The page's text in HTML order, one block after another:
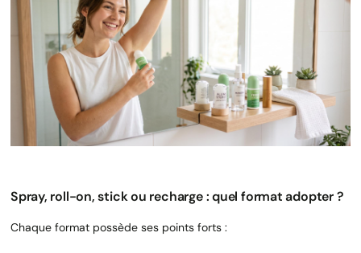
Spray, roll-on, stick ou recharge : quel format adopter ?
Chaque format possède ses points forts :